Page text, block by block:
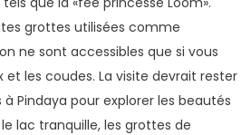
grottes utilisées comme
ne sont accessibles que si vous
et les coudes. La visite devrait rester
Pindaya pour explorer les beautés
lac tranquille, les grottes de